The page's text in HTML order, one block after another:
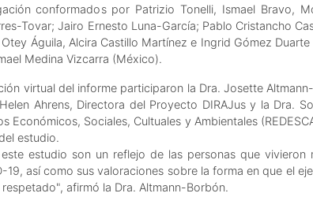
conformados por Patrizio Tonelli, Ismael Bravo,
Tovar; Jairo Ernesto Luna-García; Pablo Cristancho
Águila, Alcira Castillo Martínez e Ingrid Gómez
Medina Vizcarra (México).
virtual del informe participaron la Dra. Josette
Ahrens, Directora del Proyecto DIRAJus y la Dra.
Económicos, Sociales, Cultuales y Ambientales
estudio.
estudio son un reflejo de las personas que vivieron
19, así como sus valoraciones sobre la forma en que el
afirmó la Dra. Altmann-Borbón.